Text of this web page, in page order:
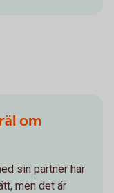
om
sin partner har
men det är